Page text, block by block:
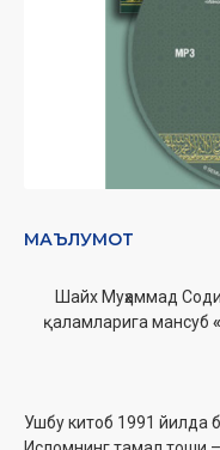
МАЪЛУМОТ
Шайх Муҳаммад
қаламларига мансуб
Ушбу китоб 1991 йилда